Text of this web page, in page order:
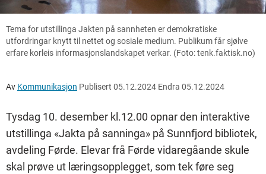
Tema for utstillinga Jakten på sannheten er demokratiske
utfordringar knytt til nettet og sosiale medium. Publikum får sjølve
erfare korleis informasjonslandskapet verkar. (Foto: tenk.faktisk.no)
Av Kommunikasjon Publisert 05.12.2024 Endra 05.12.2024
Tysdag 10. desember kl.12.00 opnar den interaktive
utstillinga «Jakta på sanninga» på Sunnfjord bibliotek,
avdeling Førde. Elevar frå Førde vidaregåande skule
skal prøve ut læringsopplegget, som tek føre seg